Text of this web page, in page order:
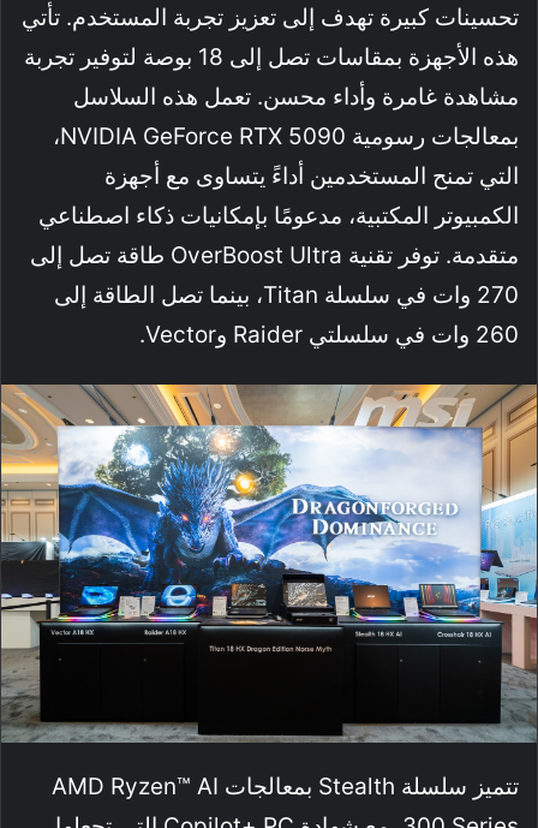
تحسينات كبيرة تهدف إلى تعزيز تجربة المستخدم. تأتي
هذه الأجهزة بمقاسات تصل إلى 18 بوصة لتوفير تجربة
مشاهدة غامرة وأداء محسن. تعمل هذه السلاسل
بمعالجات رسومية NVIDIA GeForce RTX 5090،
التي تمنح المستخدمين أداءً يتساوى مع أجهزة
الكمبيوتر المكتبية، مدعومًا بإمكانيات ذكاء اصطناعي
متقدمة. توفر تقنية OverBoost Ultra طاقة تصل إلى
270 وات في سلسلة Titan، بينما تصل الطاقة إلى
260 وات في سلسلتي Raider وVector.
تتميز سلسلة Stealth بمعالجات AMD Ryzen™ AI